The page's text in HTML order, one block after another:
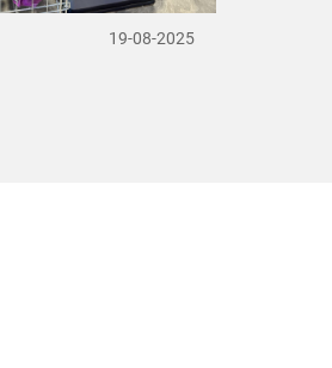
19-08-2025